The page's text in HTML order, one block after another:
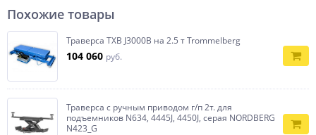
Похожие товары
Траверса TXB J3000B на 2.5 т Trommelberg
104 060 руб.
Траверса с ручным приводом г/п 2т. для
подъемников N634, 4445J, 4450J, серая NORDBERG
N423_G